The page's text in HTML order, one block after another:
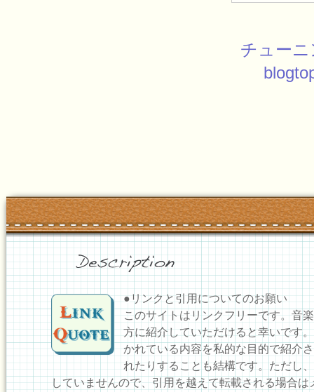
チュー
●リンクと引用についてのお願い
このサイトはリンクフリーです。音
方に紹介していただけると幸いです
かれている内容を私的な目的で紹介
れたりすることも結構です。ただし
していませんので、引用を越えて転載される場合は